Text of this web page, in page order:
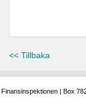
<< Tillbaka
Finansinspektionen | Box